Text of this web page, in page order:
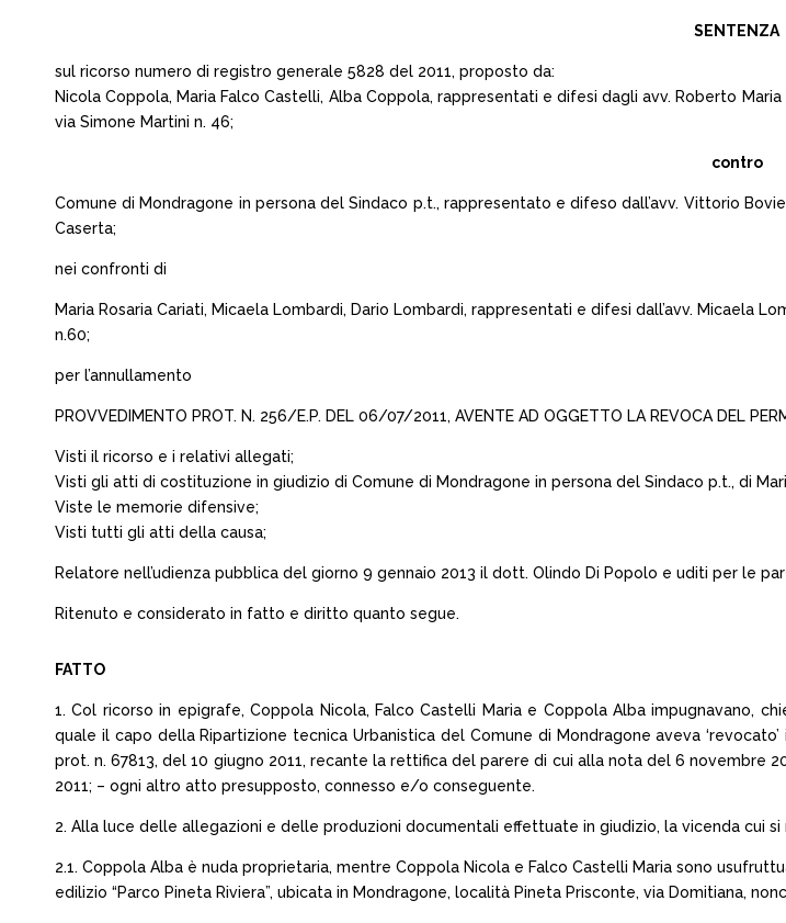
SENTENZA
sul ricorso numero di registro generale 5828 del 2011, proposto da:
Nicola Coppola, Maria Falco Castelli, Alba Coppola, rappresentati e difesi dagli avv. Roberto
via Simone Martini n. 46;
contro
Comune di Mondragone in persona del Sindaco p.t., rappresentato e difeso dall’avv. Vittorio
Caserta;
nei confronti di
Maria Rosaria Cariati, Micaela Lombardi, Dario Lombardi, rappresentati e difesi dall’avv. Micaela
n.60;
per l’annullamento
PROVVEDIMENTO PROT. N. 256/E.P. DEL 06/07/2011, AVENTE AD OGGETTO LA REVOCA DEL
Visti il ricorso e i relativi allegati;
Visti gli atti di costituzione in giudizio di Comune di Mondragone in persona del Sindaco p.t., di
Viste le memorie difensive;
Visti tutti gli atti della causa;
Relatore nell’udienza pubblica del giorno 9 gennaio 2013 il dott. Olindo Di Popolo e uditi per le
Ritenuto e considerato in fatto e diritto quanto segue.
FATTO
1. Col ricorso in epigrafe, Coppola Nicola, Falco Castelli Maria e Coppola Alba impugnavano,
quale il capo della Ripartizione tecnica Urbanistica del Comune di Mondragone aveva
prot. n. 67813, del 10 giugno 2011, recante la rettifica del parere di cui alla nota del 6 novembre
2011; – ogni altro atto presupposto, connesso e/o conseguente.
2. Alla luce delle allegazioni e delle produzioni documentali effettuate in giudizio, la vicenda cui si
2.1. Coppola Alba è nuda proprietaria, mentre Coppola Nicola e Falco Castelli Maria sono
edilizio “Parco Pineta Riviera”, ubicata in Mondragone, località Pineta Prisconte, via Domitiana,